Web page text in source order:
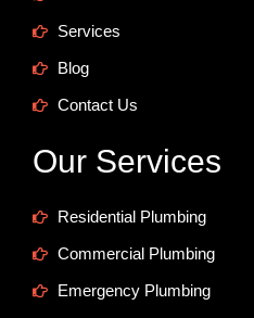
Services
Blog
Contact Us
Our Services
Residential Plumbing
Commercial Plumbing
Emergency Plumbing